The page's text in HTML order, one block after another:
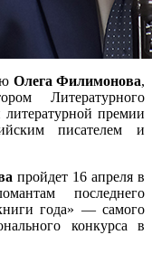
Олега Филимонова,
Литературного
литературной премии
писателем и
пройдет 16 апреля в
последнего
года» — самого
конкурса в